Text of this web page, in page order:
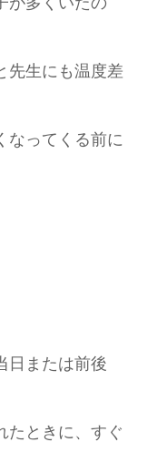
先生にも温度差
なってくる前に
日または前後
たときに、すぐ